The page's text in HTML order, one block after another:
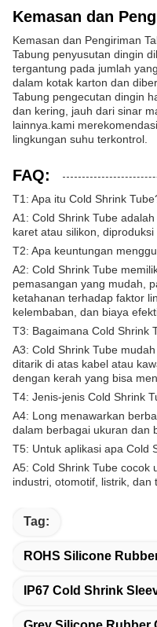
Kemasan dan
Kemasan dan Pengiriman
Tabung penyusutan dingin
tergantung pada jumlah
dalam kotak karton dan
Tabung pengecutan dingin
dan kering, jauh dari sinar
lainnya.kami
lingkungan suhu terkontrol.
FAQ:
T1: Apa itu Cold Shrink
A1: Cold Shrink Tube
karet atau silikon, diproduksi
T2: Apa keuntungan
A2: Cold Shrink Tube
pemasangan yang mudah,
ketahanan terhadap faktor
kelembaban, dan biaya
T3: Bagaimana Cold Shrink
A3: Cold Shrink Tube
ditarik di atas kabel atau
dengan kerah yang bisa
T4: Jenis-jenis Cold Shrink
A4: Long menawarkan
dalam berbagai ukuran dan
T5: Untuk aplikasi apa Cold
A5: Cold Shrink Tube cocok
industri, otomotif, listrik, dan
Tag:
ROHS Silicone
IP67 Cold Shrink